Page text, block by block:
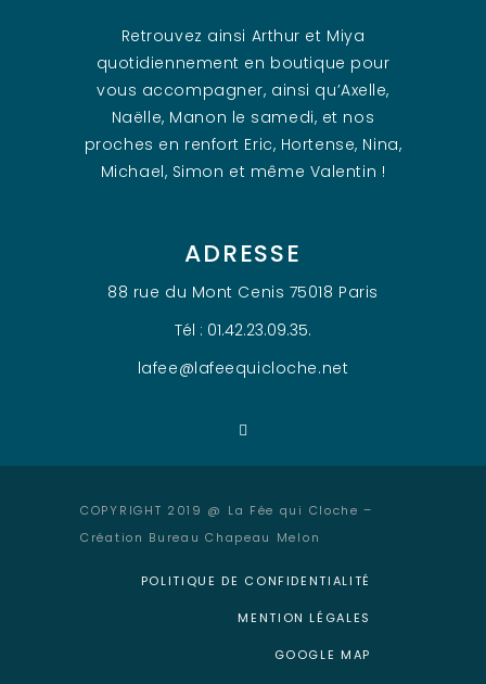
Retrouvez ainsi Arthur et Miya
quotidiennement en boutique pour
vous accompagner, ainsi qu’Axelle,
Naëlle, Manon le samedi, et nos
proches en renfort Eric, Hortense, Nina,
Michael, Simon et même Valentin !
ADRESSE
88 rue du Mont Cenis 75018 Paris
Tél : 01.42.23.09.35.
lafee@lafeequicloche.net
COPYRIGHT 2019 @ La Fée qui Cloche –
Création Bureau Chapeau Melon
POLITIQUE DE CONFIDENTIALITÉ
MENTION LÉGALES
GOOGLE MAP